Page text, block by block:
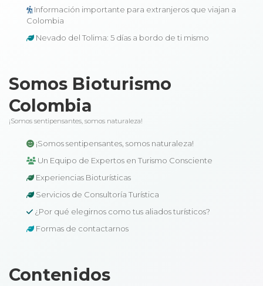
Información importante para extranjeros que viajan a
Colombia
Nevado del Tolima: 5 días a bordo de ti mismo
Somos Bioturismo
Colombia
¡Somos sentipensantes, somos naturaleza!
¡Somos sentipensantes, somos naturaleza!
Un Equipo de Expertos en Turismo Consciente
Experiencias Bioturísticas
Servicios de Consultoría Turística
¿Por qué elegirnos como tus aliados turísticos?
Formas de contactarnos
Contenidos